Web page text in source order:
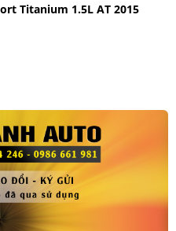
Titanium 1.5L AT 2015